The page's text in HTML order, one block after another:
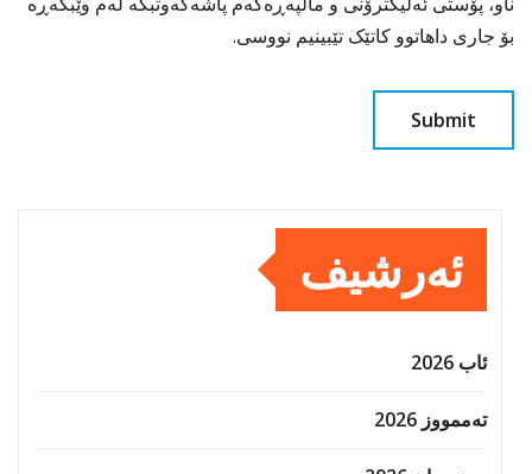
بۆ جاری داهاتوو کاتێک تێبینیم نووسی.
ئەرشیف
ئاب 2026
تەممووز 2026